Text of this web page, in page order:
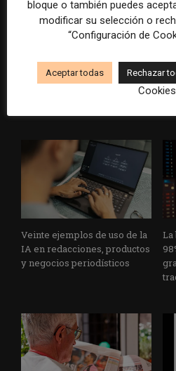
tecnológico de los medios ya
no es la falta de
de
Veinte ejemplos de uso de la
IA en redacciones, productos
y negocios periodísticos
bloque o también puedes
modificar su selección o
“Configuración de
Aceptar todas Rechazar
Cookies